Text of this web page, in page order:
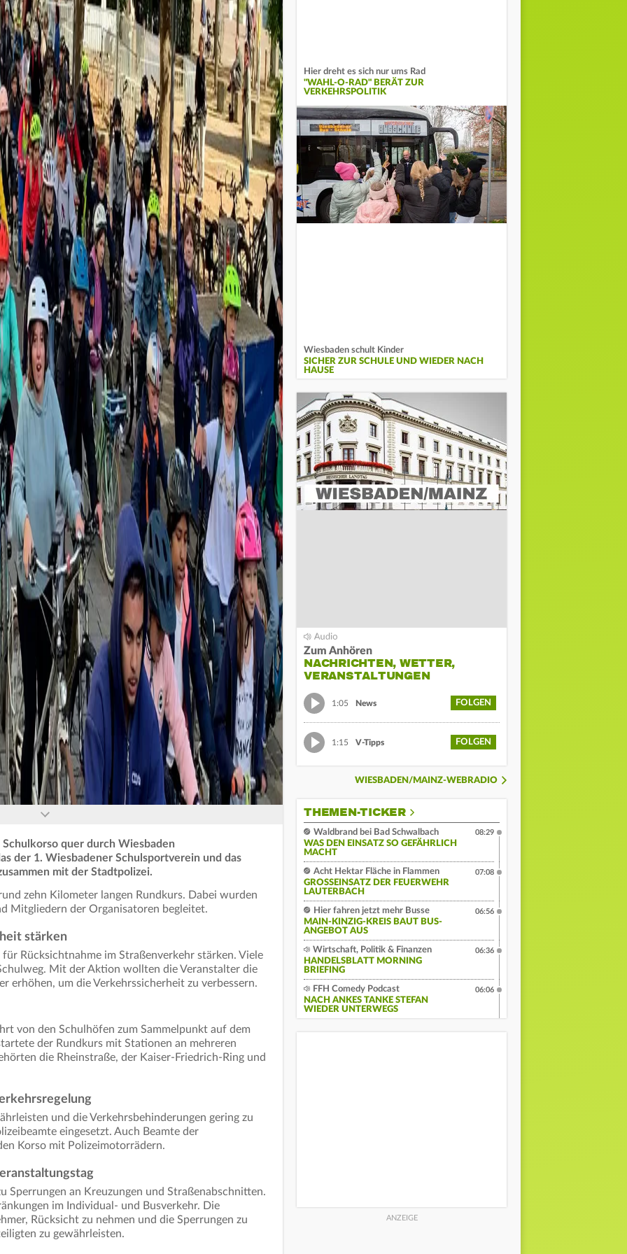
quer durch Wiesbaden
der 1. Wiesbadener Schulsportverein und das
mit der Stadtpolizei.
zehn Kilometer langen Rundkurs. Dabei wurden
Mitgliedern der Organisatoren begleitet.
stärken
Rücksichtnahme im Straßenverkehr stärken. Viele
Mit der Aktion wollten die Veranstalter die
erhöhen, um die Verkehrssicherheit zu verbessern.
von den Schulhöfen zum Sammelpunkt auf dem
der Rundkurs mit Stationen an mehreren
die Rheinstraße, der Kaiser-Friedrich-Ring und
und die Verkehrsbehinderungen gering zu
eingesetzt. Auch Beamte der
Korso mit Polizeimotorrädern.
Sperrungen an Kreuzungen und Straßenabschnitten.
im Individual- und Busverkehr. Die
Rücksicht zu nehmen und die Sperrungen zu
zu gewährleisten.
Hier dreht es sich nur ums Rad
"WAHL-O-RAD" BERÄT ZUR
VERKEHRSPOLITIK
Wiesbaden schult Kinder
SICHER ZUR SCHULE UND WIEDER NACH
HAUSE
Zum Anhören
NACHRICHTEN, WETTER,
VERANSTALTUNGEN
1:05 News FOLGEN
1:15 V-Tipps FOLGEN
WIESBADEN/MAINZ-WEBRADIO
THEMEN-TICKER
Waldbrand bei Bad Schwalbach
WAS DEN EINSATZ SO GEFÄHRLICH
MACHT
08:29
Acht Hektar Fläche in Flammen
GROSSEINSATZ DER FEUERWEHR L
AUTERBACH
07:08
Hier fahren jetzt mehr Busse
MAIN-KINZIG-KREIS BAUT BUS-
ANGEBOT AUS
06:56
Wirtschaft, Politik & Finanzen
HANDELSBLATT MORNING
BRIEFING
06:36
FFH Comedy Podcast
NACH ANKES TANKE STEFAN
WIEDER UNTERWEGS
06:06